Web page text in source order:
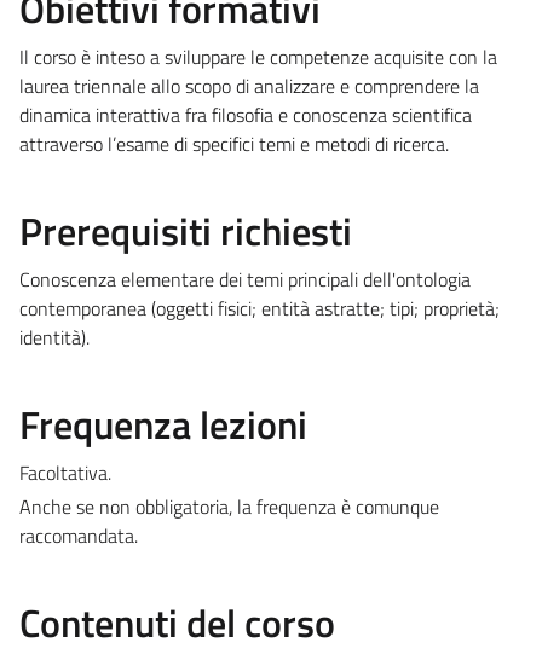
Il corso è inteso a sviluppare le competenze acquisite con la
laurea triennale allo scopo di analizzare e comprendere la
dinamica interattiva fra filosofia e conoscenza scientifica
attraverso l’esame di specifici temi e metodi di ricerca.
Prerequisiti richiesti
Conoscenza elementare dei temi principali dell'ontologia
contemporanea (oggetti fisici; entità astratte; tipi; proprietà;
identità).
Frequenza lezioni
Facoltativa.
Anche se non obbligatoria, la frequenza è comunque
raccomandata.
Contenuti del corso